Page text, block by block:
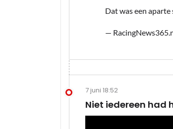
Dat was een aparte
—
7 juni 18:52
Niet iedereen had